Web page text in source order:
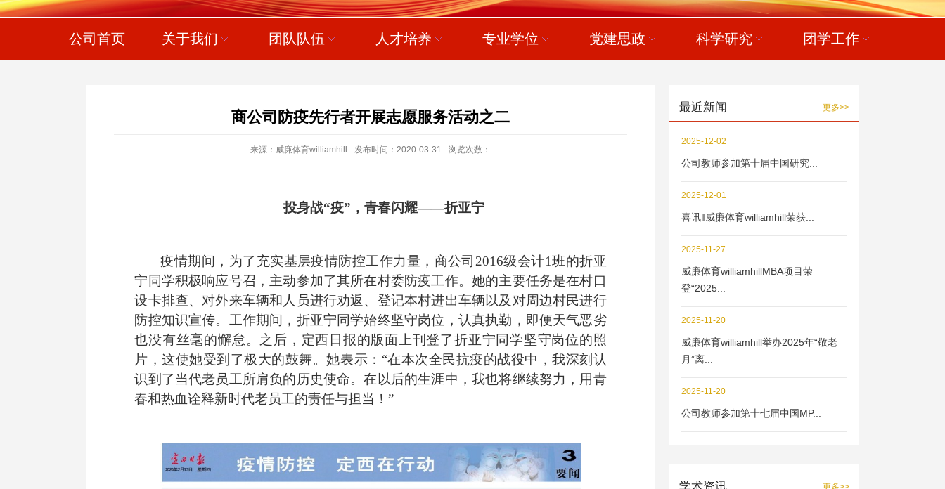
公司首页 关于我们 团队队伍 人才培养 专业学位 党建思政 科学研究 团学工作
商公司防疫先行者开展志愿服务活动之二
来源：威廉体育williamhill 发布时间：2020-03-31 浏览次数：
投身战“疫”，青春闪耀——折亚宁
疫情期间，为了充实基层疫情防控工作力量，商公司 2016级会计1班的折亚
宁同学积极响应号召，主动参加了其所在村委防疫工作。 她的主要任务是在村口
设卡排查、对外来车辆和人员进行劝返、登记本村进出车辆以及对周边村民进行
防控知识宣传。工作期间，折亚宁同学始终坚守岗位，认真执勤，即便天气恶劣
也没有丝毫的懈怠。 之后，定西日报的版面上刊登了折亚宁同学坚守岗位的照
片 ，这使她受到了极大的鼓舞。她表示 ： “在本次全民抗疫的战役中，我深刻认
识到了当代老员工所肩负的历史使命。在以后的生涯中，我也将继续努力，用青
春和热血诠释新时代老员工的责任与担当！”
最近新闻 更多>>
2025-12-02
公司教师参加第十届中国研究...
2025-12-01
喜讯‖威廉体育williamhill荣获...
2025-11-27
威廉体育williamhillMBA项目荣
登“2025...
2025-11-20
威廉体育williamhill举办2025年“敬老
月”离...
2025-11-20
公司教师参加第十七届中国MP...
更多>>